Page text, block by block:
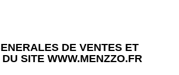
DE VENTES ET
DU SITE WWW.MENZZO.FR